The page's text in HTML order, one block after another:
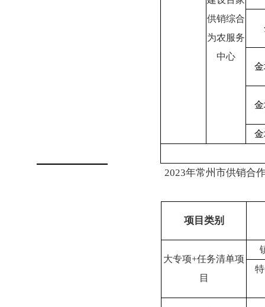
供销综合
为农服务
中心
2023年常州市供销合
项目类别
大专项+任务清单项
目